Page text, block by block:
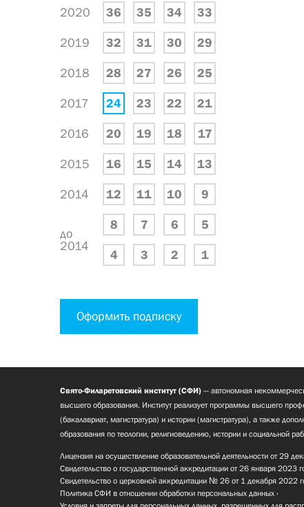
2020 36 35 34 33
2019 32 31 30 29
2018 28 27 26 25
2017 24 23 22 21
2016 20 19 18 17
2015 16 15 14 13
2014 12 11 10 9
до
2014
8 7 6 5
4 3 2 1
Оформить подписку
Свято-Филаретовский институт (СФИ) — автономная
высшего образования. Институт реализует программы высшего
(бакалавриат, магистратура) и истории (магистратура), а также
образования по теологии, религиоведению, истории и социальной
Лицензия на осуществление образовательной деятельности от 29
Свидетельство о государственной аккредитации от 26 января 2023
Свидетельство о церковной аккредитации № 26 от 1 декабря 2022
Политика СФИ в отношении обработки персональных данных